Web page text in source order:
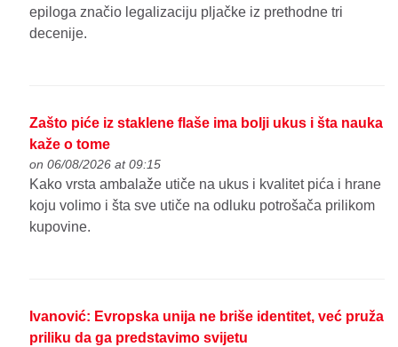
epiloga značio legalizaciju pljačke iz prethodne tri
decenije.
Zašto piće iz staklene flaše ima bolji ukus i šta nauka
kaže o tome
on 06/08/2026 at 09:15
Kako vrsta ambalaže utiče na ukus i kvalitet pića i hrane
koju volimo i šta sve utiče na odluku potrošača prilikom
kupovine.
Ivanović: Evropska unija ne briše identitet, već pruža
priliku da ga predstavimo svijetu